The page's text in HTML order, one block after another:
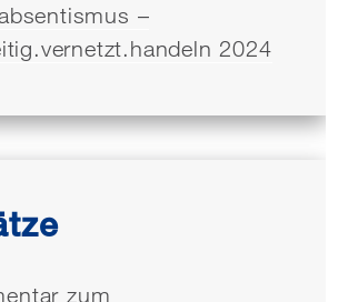
–
2024
zum